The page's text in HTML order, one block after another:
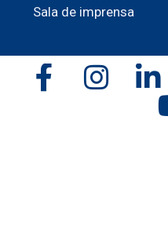
Sala de imprensa